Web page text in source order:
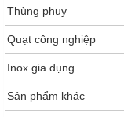
Thùng phuy
Quạt công nghiệp
Inox gia dụng
Sản phẩm khác